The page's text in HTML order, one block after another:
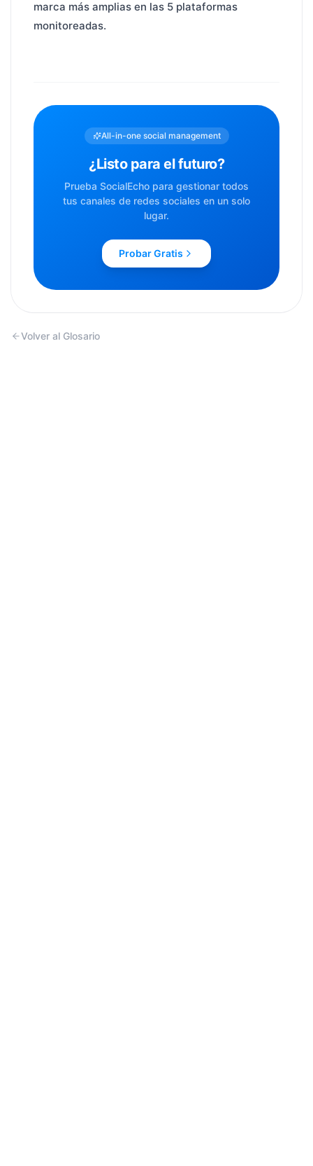
marca más amplias en las 5 plataformas
monitoreadas.
All-in-one social management
¿Listo para el futuro?
Prueba SocialEcho para gestionar todos
tus canales de redes sociales en un solo
lugar.
Probar Gratis
Volver al Glosario